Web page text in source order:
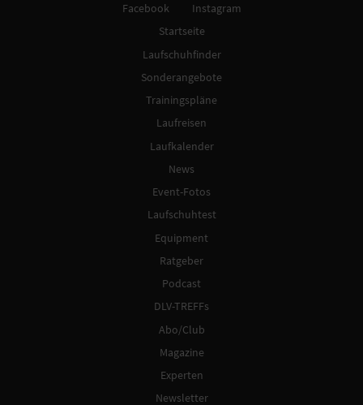
Facebook
Instagram
Startseite
Laufschuhfinder
Sonderangebote
Trainingspläne
Laufreisen
Laufkalender
News
Event-Fotos
Laufschuhtest
Equipment
Ratgeber
Podcast
DLV-TREFFs
Abo/Club
Magazine
Experten
Newsletter